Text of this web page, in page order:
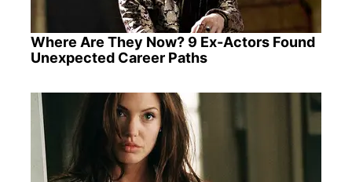
Where Are They Now? 9 Ex-Actors Found
Unexpected Career Paths